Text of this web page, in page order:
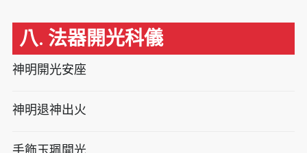
八. 法器開光科儀
神明開光安座
神明退神出火